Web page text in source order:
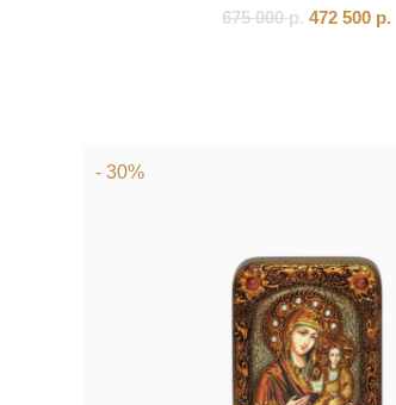
675 000р. 472 500 р.
- 30%